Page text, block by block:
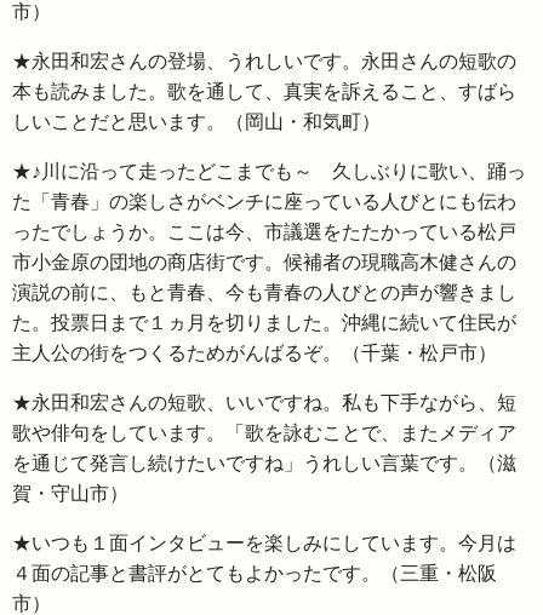
市）
★永田和宏さんの登場、うれしいです。永田さんの短歌の
本も読みました。歌を通して、真実を訴えること、すばら
しいことだと思います。（岡山・和気町）
★♪川に沿って走ったどこまでも～ 久しぶりに歌い、踊っ
た「青春」の楽しさがベンチに座っている人びとにも伝わ
ったでしょうか。ここは今、市議選をたたかっている松戸
市小金原の団地の商店街です。候補者の現職高木健さんの
演説の前に、もと青春、今も青春の人びとの声が響きまし
た。投票日まで１ヵ月を切りました。沖縄に続いて住民が
主人公の街をつくるためがんばるぞ。（千葉・松戸市）
★永田和宏さんの短歌、いいですね。私も下手ながら、短
歌や俳句をしています。「歌を詠むことで、またメディア
を通じて発言し続けたいですね」うれしい言葉です。（滋
賀・守山市）
★いつも１面インタビューを楽しみにしています。今月は
４面の記事と書評がとてもよかったです。（三重・松阪
市）